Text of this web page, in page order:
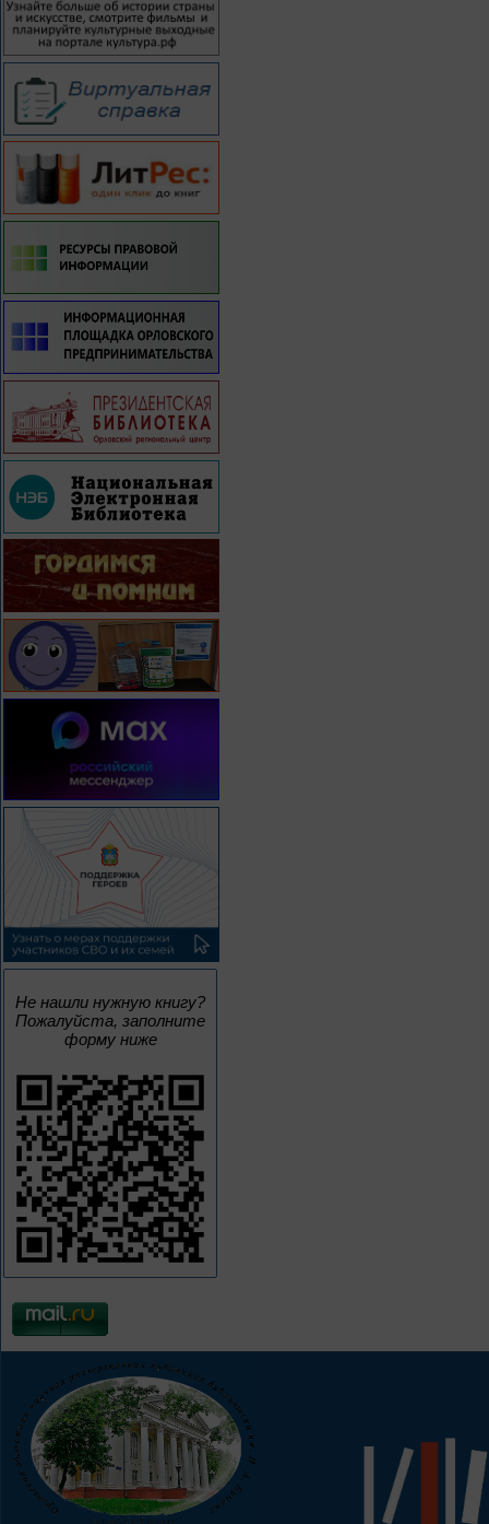
Не нашли нужную книгу?
Пожалуйста, заполните
форму ниже